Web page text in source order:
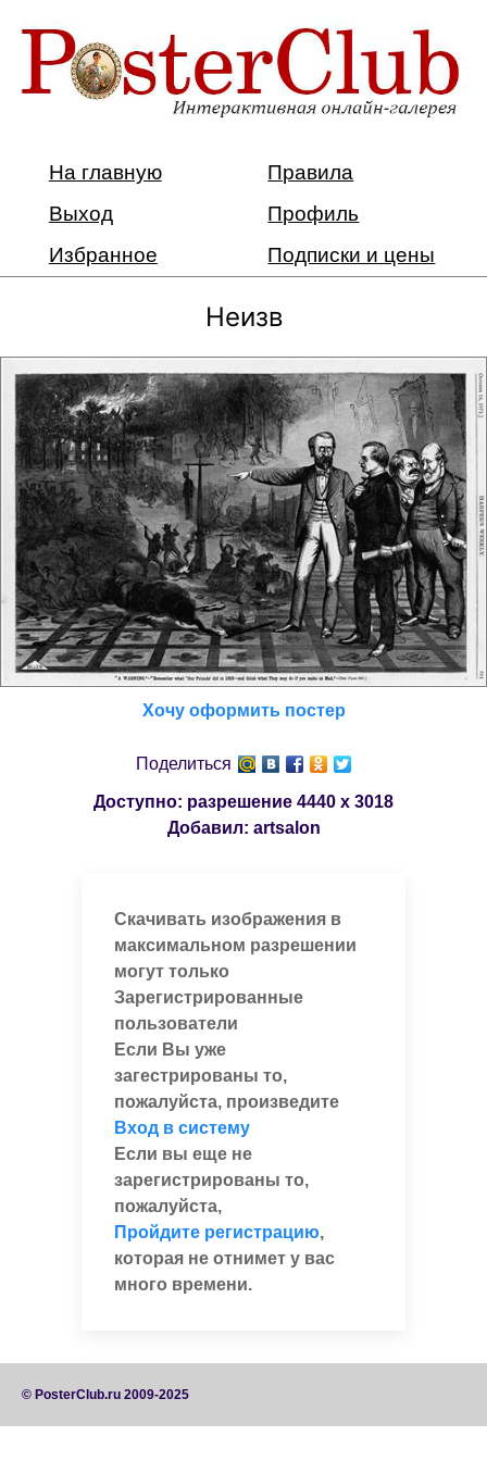
На главную
Правила
Выход
Профиль
Избранное
Подписки и цены
Неизв
Хочу оформить постер
Поделиться
Доступно: разрешение 4440 x 3018
Добавил: artsalon
Скачивать изображения в
максимальном разрешении
могут только
Зарегистрированные
пользователи
Если Вы уже
загестрированы то,
пожалуйста, произведите
Вход в систему
Если вы еще не
зарегистрированы то,
пожалуйста,
Пройдите регистрацию,
которая не отнимет у вас
много времени.
© PosterClub.ru 2009-2025